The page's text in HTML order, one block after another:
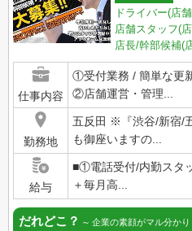
ドライバー(店
店舗スタッフ(
店長/幹部候補(
仕事内容
①受付業務 / 簡単な更
②店舗運営・管理...
勤務地
五反田 ※『渋谷/新宿/
も御座いますの...
給与
■①電話受付/内勤スタ
＋毎月高...
だれどこ？ 企業の素顔がマル分かり